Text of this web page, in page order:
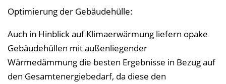
Optimierung der Gebäudehülle:
Auch in Hinblick auf Klimaerwärmung liefern opake
Gebäudehüllen mit außenliegender
Wärmedämmung die besten Ergebnisse in Bezug auf
den Gesamtenergiebedarf, da diese den